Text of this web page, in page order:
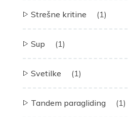
Strešne kritine (1)
Sup (1)
Svetilke (1)
Tandem paragliding (1)